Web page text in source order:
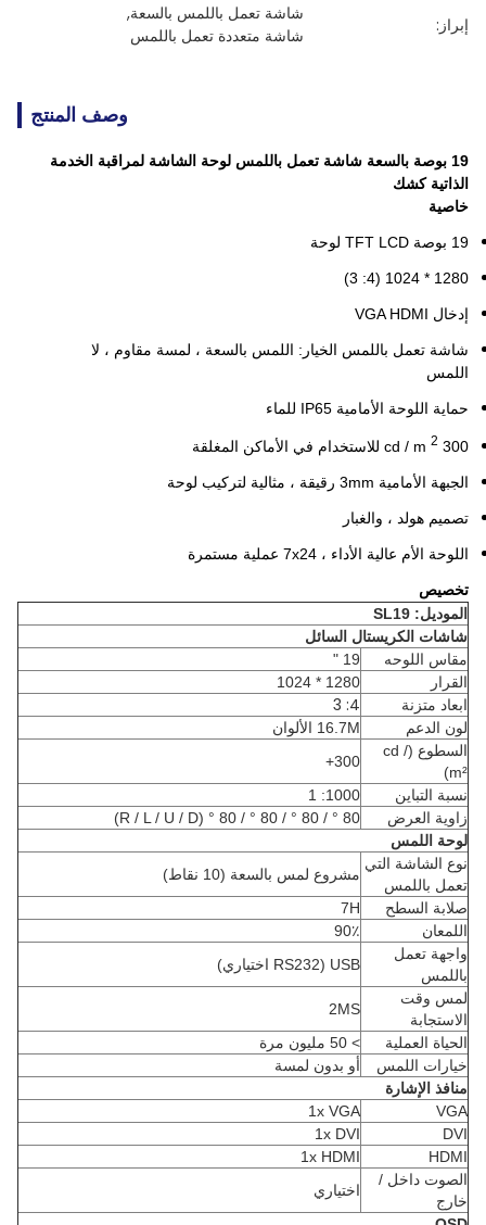
إبراز:
شاشة تعمل باللمس بالسعة,
شاشة متعددة تعمل باللمس
وصف المنتج
19 بوصة بالسعة شاشة تعمل باللمس لوحة الشاشة لمراقبة الخدمة
الذاتية كشك
خاصية
19 بوصة TFT LCD لوحة
1280 * 1024 (4: 3)
إدخال VGA HDMI
شاشة تعمل باللمس الخيار: اللمس بالسعة ، لمسة مقاوم ، لا
اللمس
حماية اللوحة الأمامية IP65 للماء
300 cd / m
2 للاستخدام في الأماكن المغلقة
الجبهة الأمامية 3mm رقيقة ، مثالية لتركيب لوحة
تصميم هولد ، والغبار
اللوحة الأم عالية الأداء ، 7x24 عملية مستمرة
تخصيص
الموديل: SL19
شاشات الكريستال السائل
مقاس اللوحه
19 "
القرار
1280 * 1024
ابعاد متزنة
4: 3
لون الدعم
16.7M الألوان
السطوع (cd /
m²)
300+
نسبة التباين
1000: 1
زاوية العرض
80 ° / 80 ° / 80 ° / 80 ° (R / L / U / D)
لوحة اللمس
نوع الشاشة التي
تعمل باللمس
مشروع لمس بالسعة (10 نقاط)
صلابة السطح
7H
اللمعان
90٪
واجهة تعمل
باللمس
USB (RS232 اختياري)
لمس وقت
الاستجابة
2MS
الحياة العملية
> 50 مليون مرة
خيارات اللمس
أو بدون لمسة
منافذ الإشارة
VGA
1x VGA
DVI
1x DVI
HDMI
1x HDMI
الصوت داخل /
خارج
اختياري